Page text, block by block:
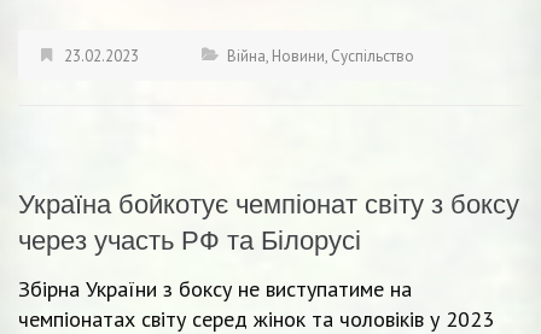
23.02.2023 Війна, Новини, Суспільство
Україна бойкотує чемпіонат світу з боксу
через участь РФ та Білорусі
Збірна України з боксу не виступатиме на
чемпіонатах світу серед жінок та чоловіків у 2023